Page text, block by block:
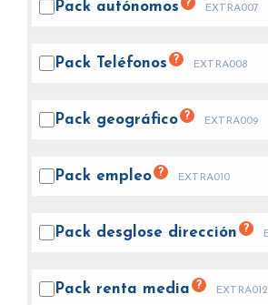
Pack autónomos ? EXTRA007
Pack Teléfonos ? EXTRA008
Pack geográfico ? EXTRA009
Pack empleo ? EXTRA010
Pack desglose dirección ?
Pack renta media ? EXTRA012